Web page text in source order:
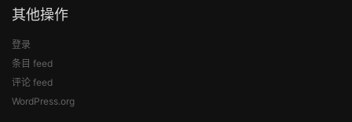
其他操作
登录
条目 feed
评论 feed
WordPress.org